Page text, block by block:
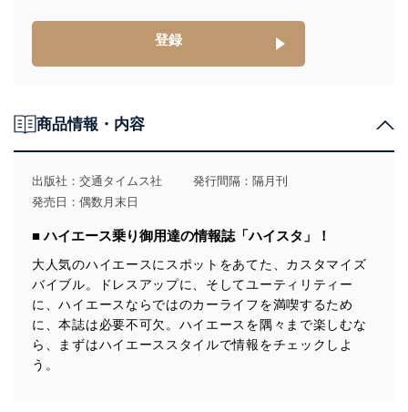
供・開示は行いません。当社においてはこれらの取り組
みを確実にするため、従業者等の教育を徹底してまいり
その他の規範を遵守します。また、当社の管理の仕組み
に、これらの法令及びその他の規範を常に適合させま
す。
当社は、個人情報の正確性及び安全性を確保するため
に、下記セキュリティ対策をはじめとする安全対策を実
施し、個人情報の漏えい、滅失またはき損の防止及び是
正に努めます。
アクセス制御
個人データを取り扱うことのできる機器及び当該
登録
商品情報・内容
出版社： 交通タイムス社
発行間隔：隔月刊
発売日：偶数月末日
■ ハイエース乗り御用達の情報誌「ハイスタ」！
大人気のハイエースにスポットをあてた、カスタマイズ
バイブル。ドレスアップに、そしてユーティリティー
に、ハイエースならではのカーライフを満喫するため
に、本誌は必要不可欠。ハイエースを隅々まで楽しむな
ら、まずはハイエーススタイルで情報をチェックしよ
う。